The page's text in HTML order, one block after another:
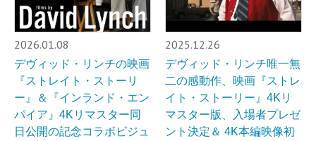
2026.01.08
デヴィッド・リンチの映画
『ストレイト・ストーリ
ー』＆『インランド・エン
パイア』4Kリマスター同
日公開の記念コラボビジュ
2025.12.26
デヴィッド・リンチ唯一無
二の感動作、映画『ストレ
イト・ストーリー』4Kリ
マスター版、入場者プレゼ
ント決定＆ 4K本編映像初